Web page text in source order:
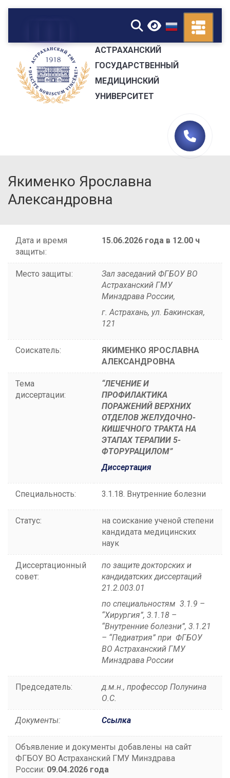
▼
АСТРАХАНСКИЙ
ГОСУДАРСТВЕННЫЙ
МЕДИЦИНСКИЙ
УНИВЕРСИТЕТ
Якименко Ярославна
Александровна
Дата и время
защиты:
15.06.2026 года в 12.00 ч
Место защиты:
Зал заседаний ФГБОУ ВО
Астраханский ГМУ
Минздрава России,
г. Астрахань, ул. Бакинская,
121
Соискатель:
ЯКИМЕНКО ЯРОСЛАВНА
АЛЕКСАНДРОВНА
Тема
диссертации:
“ЛЕЧЕНИЕ И
ПРОФИЛАКТИКА
ПОРАЖЕНИЙ ВЕРХНИХ
ОТДЕЛОВ ЖЕЛУДОЧНО-
КИШЕЧНОГО ТРАКТА НА
ЭТАПАХ ТЕРАПИИ 5-
ФТОРУРАЦИЛОМ”
Диссертация
Специальность: 3.1.18. Внутренние болезни
Статус:
на соискание ученой степени
кандидата медицинских
наук
Диссертационный
совет:
по защите докторских и
кандидатских диссертаций
21.2.003.01
по специальностям 3.1.9 –
“Хирургия”, 3.1.18 –
“Внутренние болезни”, 3.1.21
– “Педиатрия” при ФГБОУ
ВО Астраханский ГМУ
Минздрава России
Председатель:
д.м.н., профессор Полунина
О.С.
Документы: Ссылка
Объявление и документы добавлены на сайт
ФГБОУ ВО Астраханский ГМУ Минздрава
России: 09.04.2026 года